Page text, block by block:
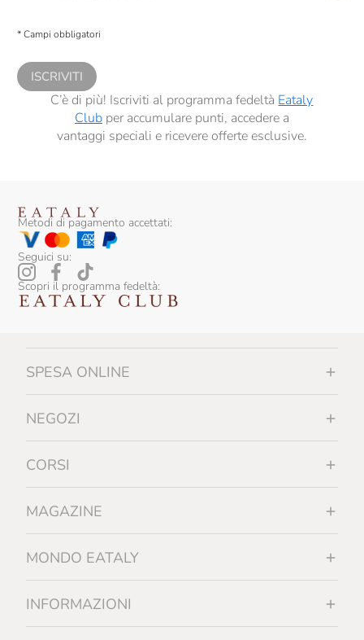
Donna Olimpia
Donnafugata
Dourthe
Duca Di Salaparuta
Emidio Pepe
Fabrizio Ressia
Falesco
Fattoi
Fattoria Di Bacchereto
Favaro
Felluga
Felsina
Feudi Di San Gregorio
Filippo Grasso
comunicazioni commerciali personalizzate, in caso di consenso prestato ai
* Campi obbligatori
ISCRIVITI
C’è di più! Iscriviti al programma fedeltà Eataly
Clubper accumulare punti, accedere a
vantaggi speciali e ricevere offerte esclusive.
Metodi di pagamento accettati:
Seguici su:
Scopri il programma fedeltà:
SPESA ONLINE
NEGOZI
CORSI
MAGAZINE
MONDO EATALY
INFORMAZIONI